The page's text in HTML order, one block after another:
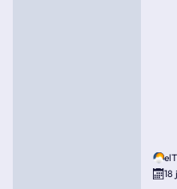
18